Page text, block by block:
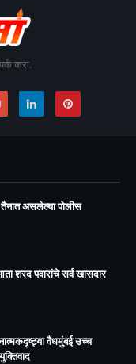
करा.
तैनात असलेल्या पोलीस
शरद पवारांचे सर्व खासदार
वैधमुंबई उच्च